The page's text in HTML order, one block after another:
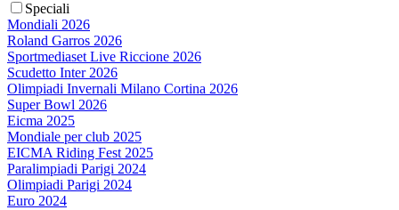
Speciali
Mondiali 2026
Roland Garros 2026
Sportmediaset Live Riccione 2026
Scudetto Inter 2026
Olimpiadi Invernali Milano Cortina 2026
Super Bowl 2026
Eicma 2025
Mondiale per club 2025
EICMA Riding Fest 2025
Paralimpiadi Parigi 2024
Olimpiadi Parigi 2024
Euro 2024